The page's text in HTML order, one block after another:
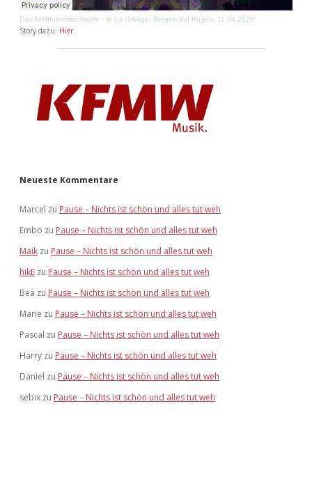
Das Kraftfuttermischwerk · @ La Grange, Bergen auf Rügen, 11.04.2026
Story dazu: Hier
Neueste Kommentare
Marcel zu Pause – Nichts ist schön und alles tut weh
Embo zu Pause – Nichts ist schön und alles tut weh
Maik zu Pause – Nichts ist schön und alles tut weh
hikE zu Pause – Nichts ist schön und alles tut weh
Bea zu Pause – Nichts ist schön und alles tut weh
Marie zu Pause – Nichts ist schön und alles tut weh
Pascal zu Pause – Nichts ist schön und alles tut weh
Harry zu Pause – Nichts ist schön und alles tut weh
Daniel zu Pause – Nichts ist schön und alles tut weh
sebix zu Pause – Nichts ist schön und alles tut weh